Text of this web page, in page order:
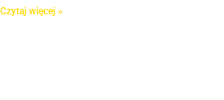
Czytaj więcej »